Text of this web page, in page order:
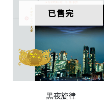
已售完
黑夜旋律